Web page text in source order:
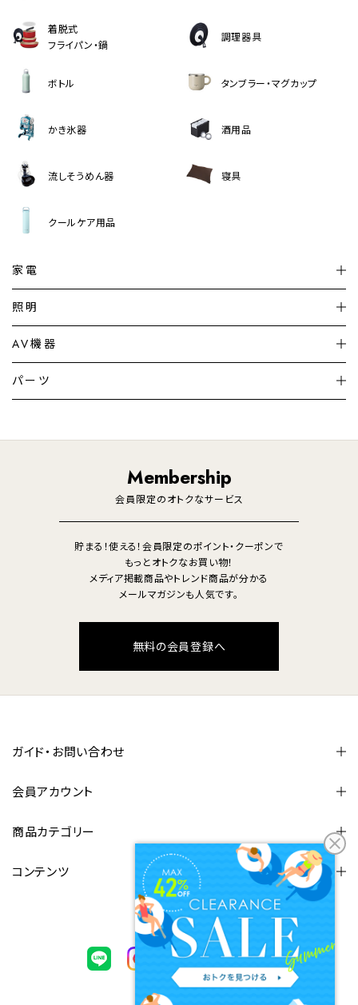
着脱式
フライパン・鍋
調理器具
ボトル タンブラー・マグカップ
かき氷器 酒用品
流しそうめん器 寝具
クールケア用品
家電
加湿器・空気清浄機
暖房機 掃除機
調理家電 生活家電
照明
シーリングライト
デスクライト
AV機器
テレビ
パーツ
Membership
会員限定のオトクなサービス
貯まる！使える！会員限定のポイント・クーポンで
もっとオトクなお買い物！
メディア掲載商品やトレンド商品が分かる
メールマガジンも人気です。
無料の会員登録へ
ガイド・お問い合わせ
会員アカウント
商品カテゴリー
コンテンツ
FOLLOW US